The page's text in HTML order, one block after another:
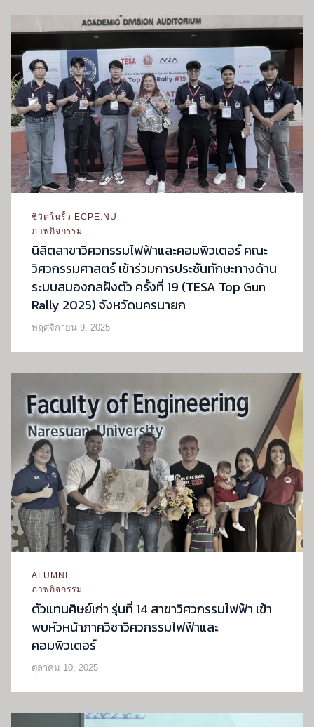
ชีวิตในรั้ว ECPE.NU
ภาพกิจกรรม
นิสิตสาขาวิศวกรรมไฟฟ้าและคอมพิวเตอร์ คณะ
วิศวกรรมศาสตร์ เข้าร่วมการประชันทักษะทางด้าน
ระบบสมองกลฝังตัว ครั้งที่ 19 (TESA Top Gun
Rally 2025) จังหวัดนครนายก
พฤศจิกายน 9, 2025
ALUMNI
ภาพกิจกรรม
ตัวแทนศิษย์เก่า รุ่นที่ 14 สาขาวิศวกรรมไฟฟ้า เข้า
พบหัวหน้าภาควิชาวิศวกรรมไฟฟ้าและ
คอมพิวเตอร์
ตุลาคม 10, 2025